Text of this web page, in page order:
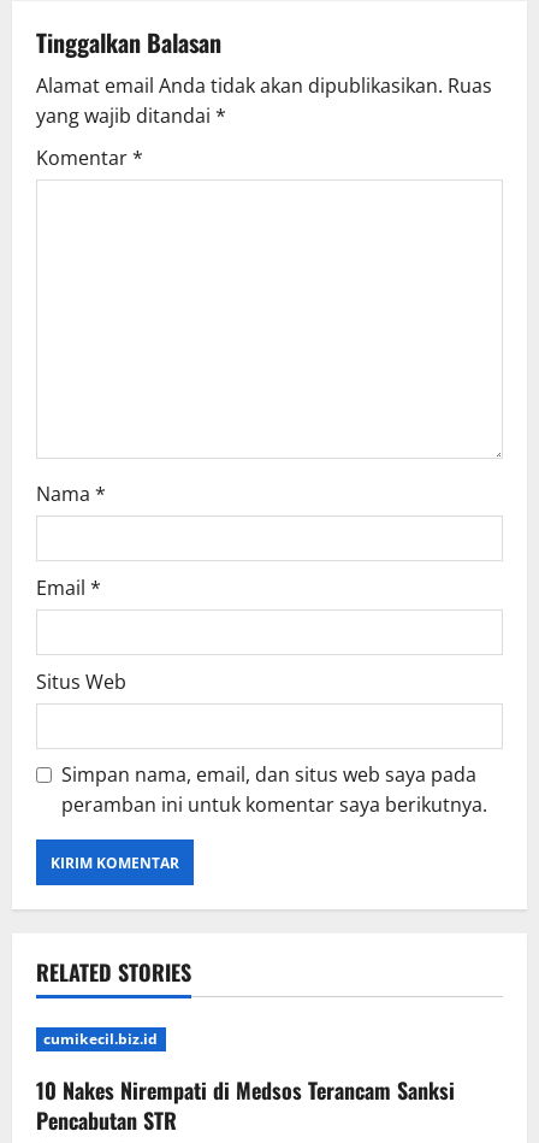
a
v
i
g
Tinggalkan Balasan
Alamat email Anda tidak akan dipublikasikan. Ruas
yang wajib ditandai *
Komentar*
Nama *
Email *
Situs Web
Simpan nama, email, dan situs web saya pada
peramban ini untuk komentar saya berikutnya.
RELATED STORIES
cumikecil.biz.id
10 Nakes Nirempati di Medsos Terancam Sanksi
Pencabutan STR